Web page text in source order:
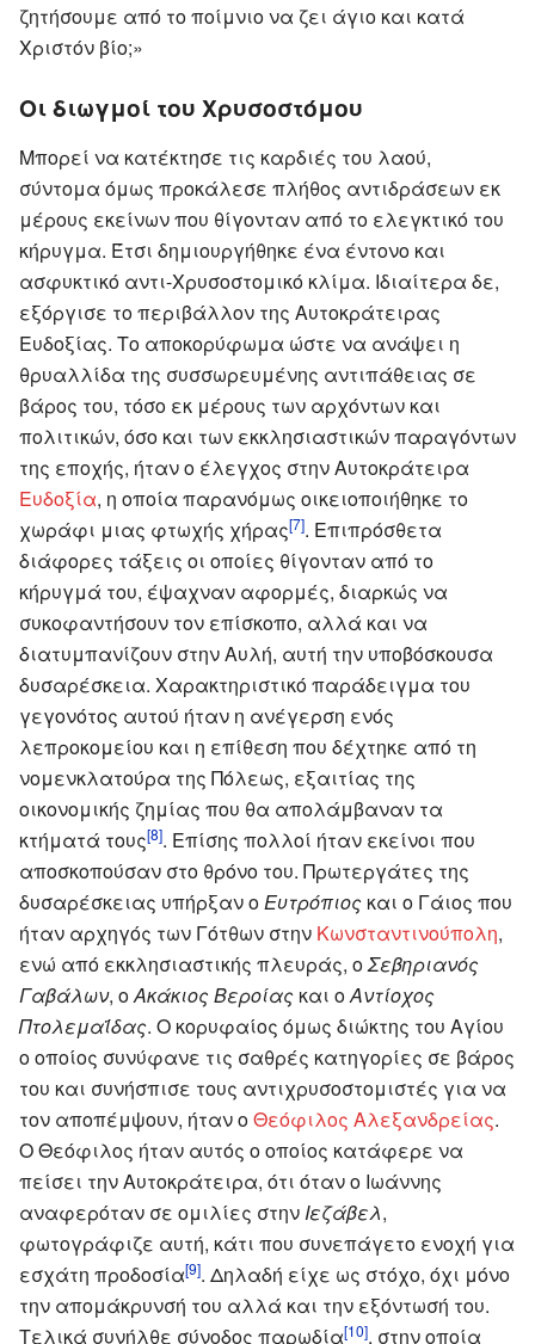
ζητήσουμε από το ποίμνιο να ζει άγιο και κατά
Χριστόν βίο;»
Οι διωγμοί του Χρυσοστόμου
Μπορεί να κατέκτησε τις καρδιές του λαού,
σύντομα όμως προκάλεσε πλήθος αντιδράσεων εκ
μέρους εκείνων που θίγονταν από το ελεγκτικό του
κήρυγμα. Έτσι δημιουργήθηκε ένα έντονο και
ασφυκτικό αντι-Χρυσοστομικό κλίμα. Ιδιαίτερα δε,
εξόργισε το περιβάλλον της Αυτοκράτειρας
Ευδοξίας. Το αποκορύφωμα ώστε να ανάψει η
θρυαλλίδα της συσσωρευμένης αντιπάθειας σε
βάρος του, τόσο εκ μέρους των αρχόντων και
πολιτικών, όσο και των εκκλησιαστικών παραγόντων
της εποχής, ήταν ο έλεγχος στην Αυτοκράτειρα
Ευδοξία, η οποία παρανόμως οικειοποιήθηκε το
χωράφι μιας φτωχής χήρας[7]. Επιπρόσθετα
διάφορες τάξεις οι οποίες θίγονταν από το
κήρυγμά του, έψαχναν αφορμές, διαρκώς να
συκοφαντήσουν τον επίσκοπο, αλλά και να
διατυμπανίζουν στην Αυλή, αυτή την υποβόσκουσα
δυσαρέσκεια. Χαρακτηριστικό παράδειγμα του
γεγονότος αυτού ήταν η ανέγερση ενός
λεπροκομείου και η επίθεση που δέχτηκε από τη
νομενκλατούρα της Πόλεως, εξαιτίας της
οικονομικής ζημίας που θα απολάμβαναν τα
κτήματά τους[8]. Επίσης πολλοί ήταν εκείνοι που
αποσκοπούσαν στο θρόνο του. Πρωτεργάτες της
δυσαρέσκειας υπήρξαν ο Ευτρόπιος και ο Γάιος που
ήταν αρχηγός των Γότθων στην Κωνσταντινούπολη,
ενώ από εκκλησιαστικής πλευράς, οΣεβηριανός
Γαβάλων, οΑκάκιος Βεροίας και οΑντίοχος
Πτολεμαΐδας. Ο κορυφαίος όμως διώκτης του Αγίου
ο οποίος συνύφανε τις σαθρές κατηγορίες σε βάρος
του και συνήσπισε τους αντιχρυσοστομιστές για να
τον αποπέμψουν, ήταν οΘεόφιλος Αλεξανδρείας.
Ο Θεόφιλος ήταν αυτός ο οποίος κατάφερε να
πείσει την Αυτοκράτειρα, ότι όταν ο Ιωάννης
αναφερόταν σε ομιλίες στην Ιεζάβελ,
φωτογράφιζε αυτή, κάτι που συνεπάγετο ενοχή για
εσχάτη προδοσία[9]. Δηλαδή είχε ως στόχο, όχι μόνο
την απομάκρυνσή του αλλά και την εξόντωσή του.
Τελικά συνήλθε σύνοδος παρωδία[10], στην οποία